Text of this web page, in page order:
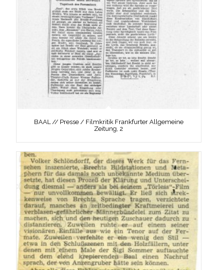
BAAL // Presse / Filmkritik Frankfurter Allgemeine
Zeitung, 2